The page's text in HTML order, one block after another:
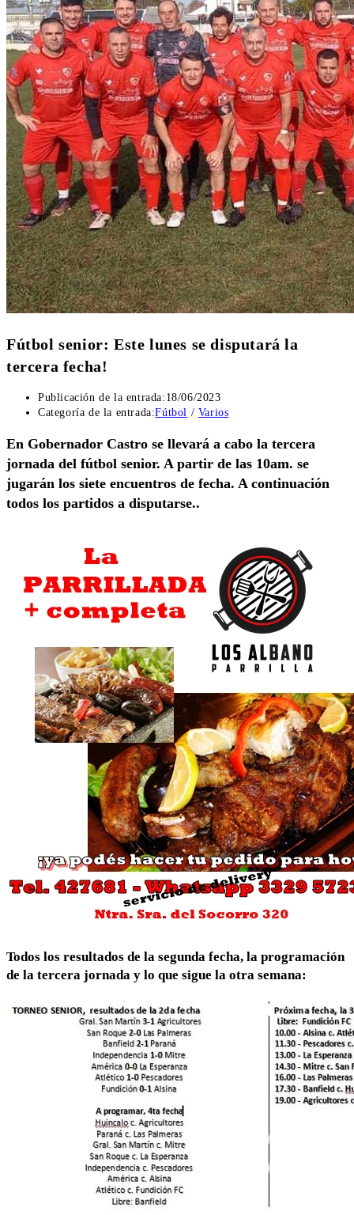
Fútbol senior: Este lunes se disputará la
tercera fecha!
Publicación de la entrada: 18/06/2023
Categoría de la entrada:Fútbol / Varios
En Gobernador Castro se llevará a cabo la tercera
jornada del fútbol senior. A partir de las 10am. se
jugarán los siete encuentros de fecha. A continuación
todos los partidos a disputarse..
Todos los resultados de la segunda fecha, la programación
de la tercera jornada y lo que sigue la otra semana: